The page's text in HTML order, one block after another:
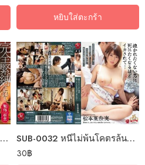
หยิบใส่ตะกร้า
SUB-0031 เป้าลักพาหยอดยาขัดดอก SUB-0032 หนีไม่พ้นโคตรล้นแหล่งแคลเซี่ยม
30฿